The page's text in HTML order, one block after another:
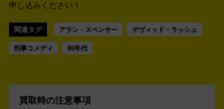
申し込みください！
関連タグ アラン・スペンサー デヴィッド・ラッシュ
刑事コメディ 80年代
買取時の注意事項